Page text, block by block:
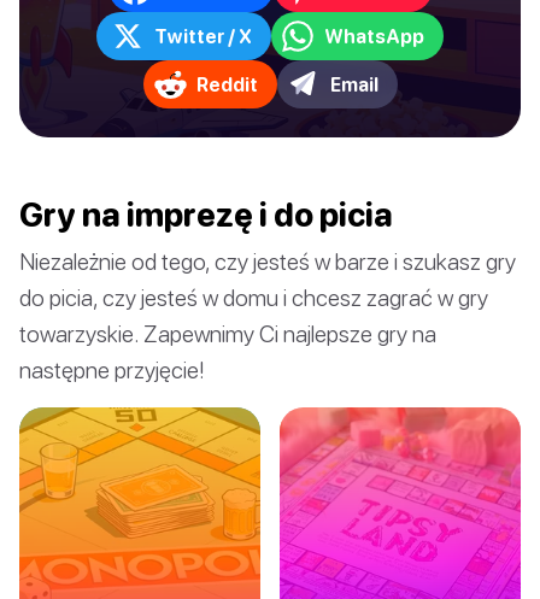
Twitter / X WhatsApp
Reddit Email
Gry na imprezę i do picia
Niezależnie od tego, czy jesteś w barze i szukasz gry
do picia, czy jesteś w domu i chcesz zagrać w gry
towarzyskie. Zapewnimy Ci najlepsze gry na
następne przyjęcie!